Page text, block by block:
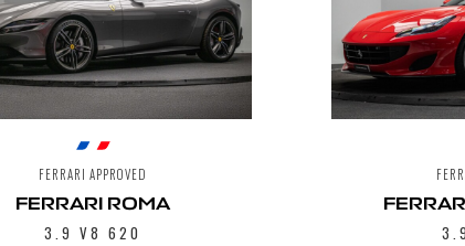
Système de freinage carbo-
Système HIFI Premium
Système info télématique avec
8,4", port USB sur tunnel
Streaming et Radio DAB
Système Side Slip Control 6,0
FERRARI APPROVED
FERRARI ROMA
3.9 V8 620